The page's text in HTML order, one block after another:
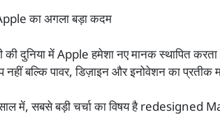
का अगला बड़ा कदम
की दुनिया में Apple हमेशा नए मानक स्थापित
नहीं बल्कि पावर, डिज़ाइन और इनोवेशन का प्रतीक
में, सबसे बड़ी चर्चा का विषय है